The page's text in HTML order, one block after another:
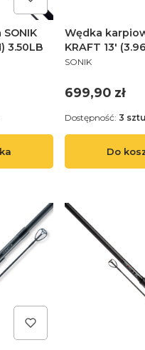
3.50LB
Wędka
KRAFT 13'
PRODUCENT
SONIK
Cena
699,90 zł
Do
Dostępność: 3